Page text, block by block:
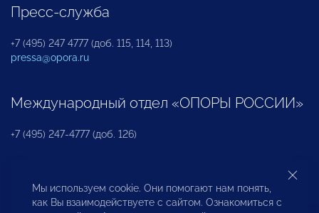
Пресс-служба
+7 (495) 247 4777 (доб. 115, 114, 113)
pressa@opora.ru
Международный отдел «ОПОРЫ РОССИИ»
+7 (495) 247-4777 (доб. 126)
Бюро по защите прав предпринимателей и
инвесторов
Мы используем cookie. Они помогают нам понять,
как Вы взаимодействуете с сайтом. Ознакомиться с